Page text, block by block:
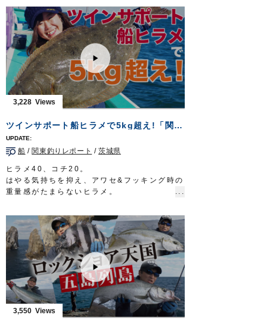
タックル②
ロッド：アキアジ専用ロッド 11ft5in
リール：中型スピニングリール
メインライン：PE 1.5号
リーダー：フロロ 8号
ハリス：ナイロン 5号
ウキ：アキアジスティック 6号／8号
ルアー：タコベイト 1.5号
ハリ：カット フカセ 16号
OWNERMOVIEhttp://ownertv.jp/
オーナーばりwebsite
http://www.owner.co.jp
の名で親しまれる釣り味際立つターゲット
だ。
チヌに対峙するのは山口美咲さん。岡山を拠
点に活躍する、うら若き磯釣り師だ。浜辺か
ら挑むのは初めて…荒磯とは異なる、穏やか
な釣り。渚をわたる潮風に秋の気配を仄かに
感じながら、瀬戸内の離島で極上のチヌと戯
れる。
タックル①
竿：チヌ竿 0.6号 5.3m
キ）
道糸：ナイロン 1.7号
ハリス：フロロ 1.5号
ハリ：
速手チヌ
2号
タックル②
竿：チヌ竿 0.6号 5.3m
キ）
道糸：ナイロン 1.7号
ハリス：フロロ 1.7〜2号
ウキ：円錐ウキ G5
ハリ：サスガチヌ2号
放送日 2020年9月27日
OWNERMOVIEhttp://ownertv.jp/
オーナーばりwebsite
http://www.owner.co.jp
3,228
ツインサポート船ヒラメで5kg超え!「関東釣りレポートVol.9」
船 /関東釣りレポート /茨城県
ヒラメ40、コチ20。
はやる気持ちを抑え、アワセ&フッキング時の
重量感がたまらないヒラメ。
味。
そんな寒ビラメを狙うため、釣女・白井亜美
さんと弊社スタッフ赤沼行紀が、鹿島沖横流
し釣りに挑みました。
新製品ツインサポート船ヒラメの使い方と、
渋い状況での釣り方を白井さんが徹底解説。
イワシに負担をかけず元気に泳がせるツイン
サポートフックが、最後にドラマを巻き起こ
します。
ぜひご覧ください。
3,550